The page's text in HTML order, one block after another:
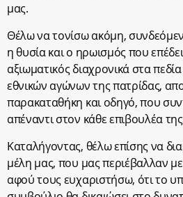
μας.
Θέλω να τονίσω ακόμη,
η θυσία και ο ηρωισμός που
αξιωματικός διαχρονικά στα
εθνικών αγώνων της πατρίδας,
παρακαταθήκη και οδηγό, που
απέναντι στον κάθε επιβουλέα
Καταλήγοντας, θέλω επίσης να
μέλη μας, που μας περιέβαλλαν
αφού τους ευχαριστήσω, ότι το